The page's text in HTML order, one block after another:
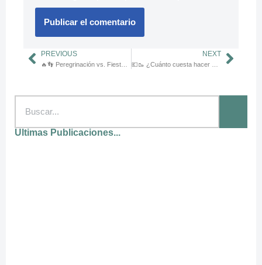
PREVIOUS NEXT
Ultimas Publicaciones...